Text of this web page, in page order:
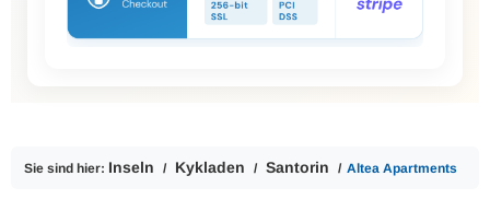
Sie sind hier: Inseln Kykladen Santorin Altea Apartments